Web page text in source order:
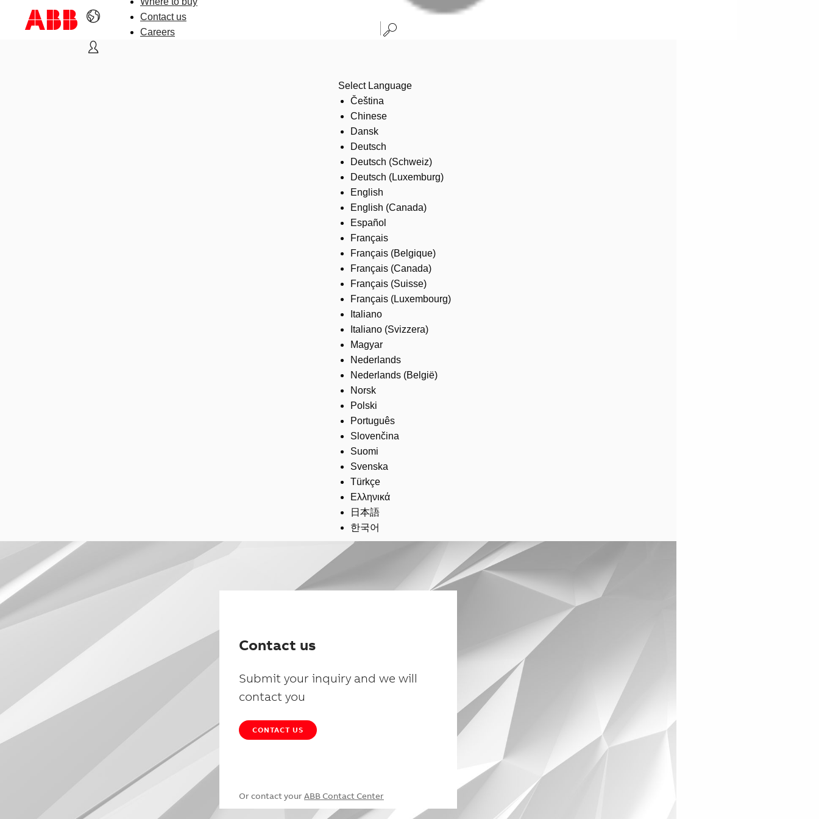
Contact us
Careers
Select Language
Čeština
Chinese
Dansk
Deutsch
Deutsch (Schweiz)
Deutsch (Luxemburg)
English
English (Canada)
Español
Français
Français (Belgique)
Français (Canada)
Français (Suisse)
Français (Luxembourg)
Italiano
Italiano (Svizzera)
Magyar
Nederlands
Nederlands (België)
Norsk
Polski
Português
Slovenčina
Suomi
Svenska
Türkçe
Ελληνικά
日本語
한국어
Contact us
Submit your inquiry and we will
contact you
CONTACT US
Or contact your ABB Contact Center